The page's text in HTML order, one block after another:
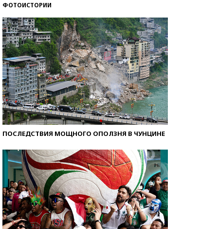
ФОТОИСТОРИИ
ПОСЛЕДСТВИЯ МОЩНОГО ОПОЛЗНЯ В ЧУНЦИНЕ